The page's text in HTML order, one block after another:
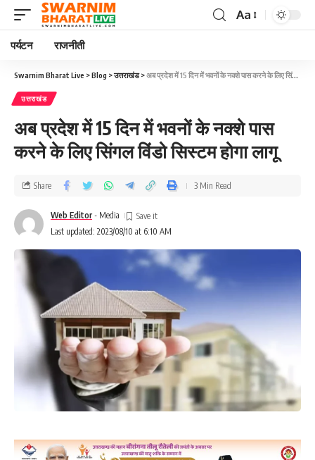
Aa
पर्यटन राजनीती
Swarnim Bharat Live >Blog >उत्तराखंड>अब प्रदेश में 15 दिन में भवनों के नक्शे पास करने के लिए सिंगल विंडो सिस्टम होगा लागू
उत्तराखंड
अब प्रदेश में 15 दिन में भवनों के नक्शे पास
करने के लिए सिंगल विंडो सिस्टम होगा लागू
Last updated: 2023/08/10 at 6:10 AM
Web Editor - Media
Share 3 Min Read